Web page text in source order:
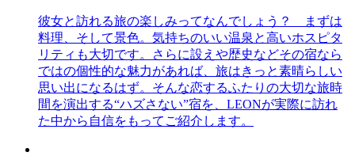
彼女と訪れる旅の楽しみってなんでしょう？ まずは
料理、そして景色。気持ちのいい温泉と高いホスピタ
リティも大切です。さらに設えや歴史などその宿なら
ではの個性的な魅力があれば、旅はきっと素晴らしい
思い出になるはず。そんな恋するふたりの大切な旅時
間を演出する“ハズさない”宿を、LEONが実際に訪れ
た中から自信をもってご紹介します。